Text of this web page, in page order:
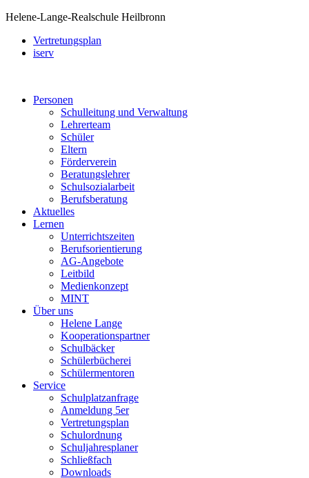
Helene-Lange-Realschule Heilbronn
Vertretungsplan
iserv
Personen
Schulleitung und Verwaltung
Lehrerteam
Schüler
Eltern
Förderverein
Beratungslehrer
Schulsozialarbeit
Berufsberatung
Aktuelles
Lernen
Unterrichtszeiten
Berufsorientierung
AG-Angebote
Leitbild
Medienkonzept
MINT
Über uns
Helene Lange
Kooperationspartner
Schulbäcker
Schülerbücherei
Schülermentoren
Service
Schulplatzanfrage
Anmeldung 5er
Vertretungsplan
Schulordnung
Schuljahresplaner
Schließfach
Downloads